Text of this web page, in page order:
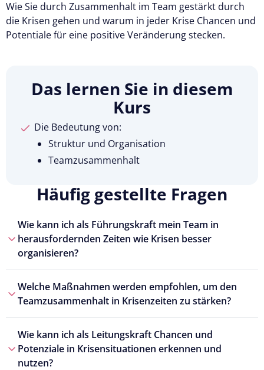
Wie Sie durch Zusammenhalt im Team gestärkt durch
die Krisen gehen und warum in jeder Krise Chancen und
Potentiale für eine positive Veränderung stecken.
Das lernen Sie in diesem
Kurs
Die Bedeutung von:
Struktur und Organisation
Teamzusammenhalt
Häufig gestellte Fragen
Wie kann ich als Führungskraft mein Team in
herausfordernden Zeiten wie Krisen besser
organisieren?
Welche Maßnahmen werden empfohlen, um den
Teamzusammenhalt in Krisenzeiten zu stärken?
Wie kann ich als Leitungskraft Chancen und
Potenziale in Krisensituationen erkennen und
nutzen?